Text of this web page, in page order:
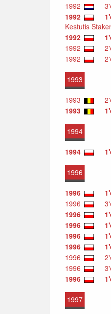
1992
1992
Kestutis
1992
1992
1992
1993
1993
1993
1994
1994
1996
1996
1996
1996
1996
1996
1996
1996
1996
1996
1997